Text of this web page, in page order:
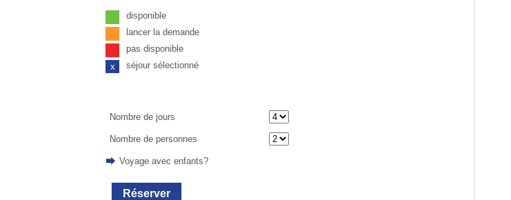
disponible
lancer la demande
pas disponible
x
séjour sélectionné
Nombre de jours
Nombre de personnes
Voyage avec enfants?
Réserver